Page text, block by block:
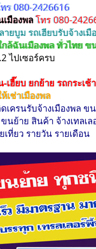
ร 080-2426616
มืองพล โทร 080-
ยบูม รถเฮียบรับจ้างเมื
กล้ฉันเมืองพล ทั่วไทย
ไปเซอร์ครบ
-เฮี๊ยบยกย้าย รถกระเ
เช่าเมืองพล
ดเครนรับจ้างเมืองพล
นย้าย สินค้า จ้างเทลเ
เที่ยว รายวัน รายเดือน